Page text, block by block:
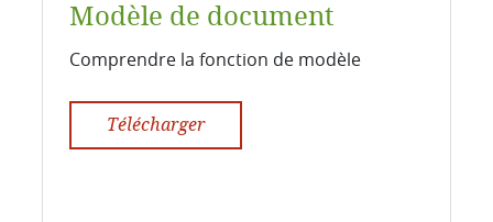
Modèle de document
Comprendre la fonction de modèle
Télécharger